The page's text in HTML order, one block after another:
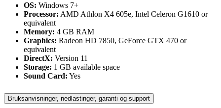
OS: Windows 7+
Processor: AMD Athlon X4 605e, Intel Celeron G1610 or
equivalent
Memory: 4 GB RAM
Graphics: Radeon HD 7850, GeForce GTX 470 or
equivalent
DirectX: Version 11
Storage: 1 GB available space
Sound Card: Yes
Bruksanvisninger, nedlastinger, garanti og support